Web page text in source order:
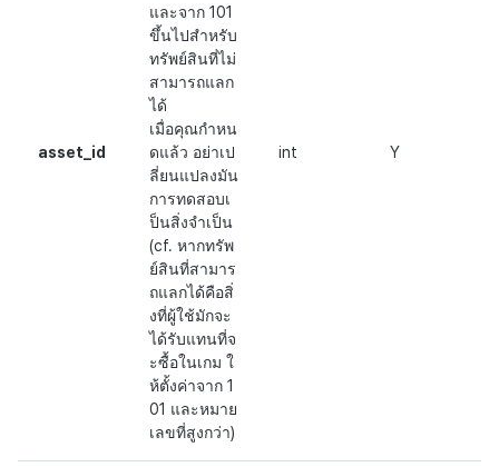
asset_id
และจาก 101
ขึ้นไปสำหรับ
ทรัพย์สินที่ไม่
สามารถแลก
ได้
เมื่อคุณกำหน
ดแล้ว อย่าเป
ลี่ยนแปลงมัน
การทดสอบเ
ป็นสิ่งจำเป็น
(cf. หากทรัพ
ย์สินที่สามาร
ถแลกได้คือสิ่
งที่ผู้ใช้มักจะ
ได้รับแทนที่จ
ะซื้อในเกม ใ
ห้ตั้งค่าจาก 1
01 และหมาย
เลขที่สูงกว่า)
int Y